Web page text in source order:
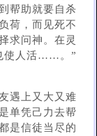
帮助就要自杀
荷，而见死不
求问神。在灵
使人活……。”
遇上又大又难
单凭己力去帮
是信徒当尽的